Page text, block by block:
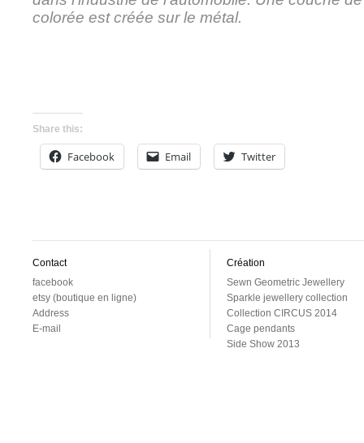
colorée est créée sur le métal.
Share this:
Facebook Email Twitter
Contact
facebook
etsy (boutique en ligne)
Address
E-mail
Création
Sewn Geometric Jewellery
Sparkle jewellery collection
Collection CIRCUS 2014
Cage pendants
Side Show 2013